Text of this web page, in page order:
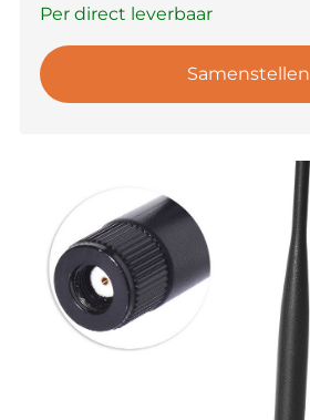
Per direct leverbaar
Samenstellen